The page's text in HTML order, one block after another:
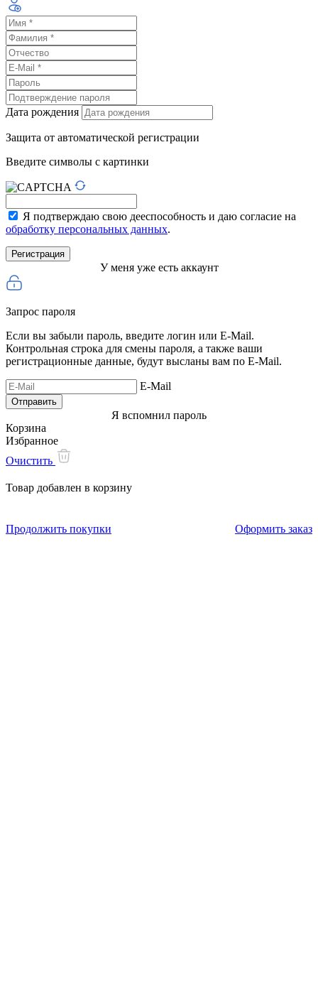
Дата рождения
Защита от автоматической регистрации
Введите символы с картинки
Я подтверждаю свою дееспособность и даю согласие на
обработку персональных данных.
У меня уже есть аккаунт
Запрос пароля
Если вы забыли пароль, введите логин или E-Mail.
Контрольная строка для смены пароля, а также ваши
регистрационные данные, будут высланы вам по E-Mail.
E-Mail
Я вспомнил пароль
Корзина
Избранное
Очистить
Товар добавлен в корзину
Продолжить покупки Оформить заказ